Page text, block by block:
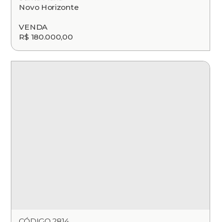
Novo Horizonte
VENDA
R$ 180.000,00